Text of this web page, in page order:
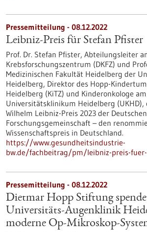
Pressemitteilung - 08.12.2022
Leibniz-Preis für Stefan Pfister
Prof. Dr. Stefan Pfister, Abteilungsleiter
Krebsforschungszentrum (DKFZ) und
Medizinischen Fakultät Heidelberg der
Heidelberg, Direktor des Hopp-
Heidelberg (KiTZ) und Kinderonkologe am
Universitätsklinikum Heidelberg
Wilhelm Leibniz-Preis 2023 der Deutschen
Forschungsgemeinschaft – den
Wissenschaftspreis in Deutschland.
https://www.gesundheitsindustrie-
bw.de/fachbeitrag/pm/leibniz-preis-
Pressemitteilung - 08.12.2022
Dietmar Hopp Stiftung
Universitäts-Augenklinik
moderne Op-Mikroskop-